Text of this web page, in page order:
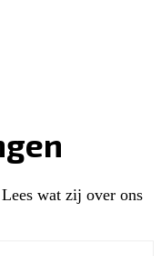
wat zij over ons